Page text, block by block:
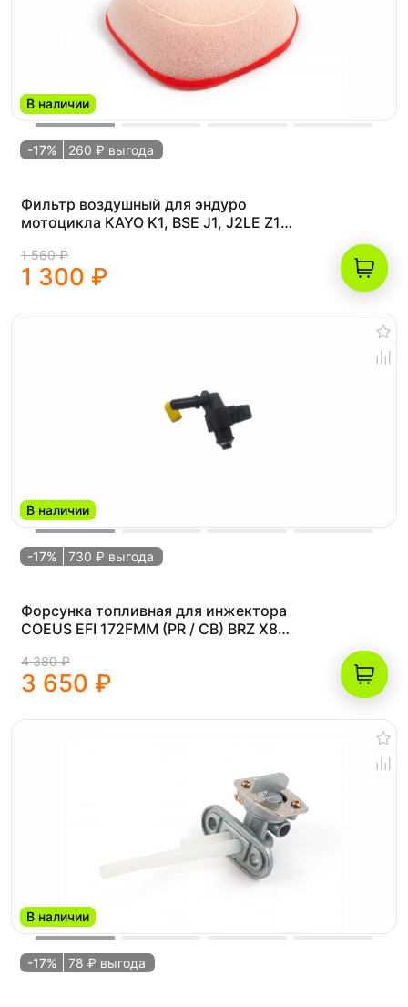
В наличии
-17% 260 ₽ выгода
Фильтр воздушный для эндуро
мотоцикла KAYO K1, BSE J1, J2LE Z1
1 560 ₽
1 300 ₽
В наличии
-17% 730 ₽ выгода
Форсунка топливная для инжектора
COEUS EFI 172FMM (PR / CB) BRZ X8
BE
4 380 ₽
3 650 ₽
В наличии
-17% 78 ₽ выгода